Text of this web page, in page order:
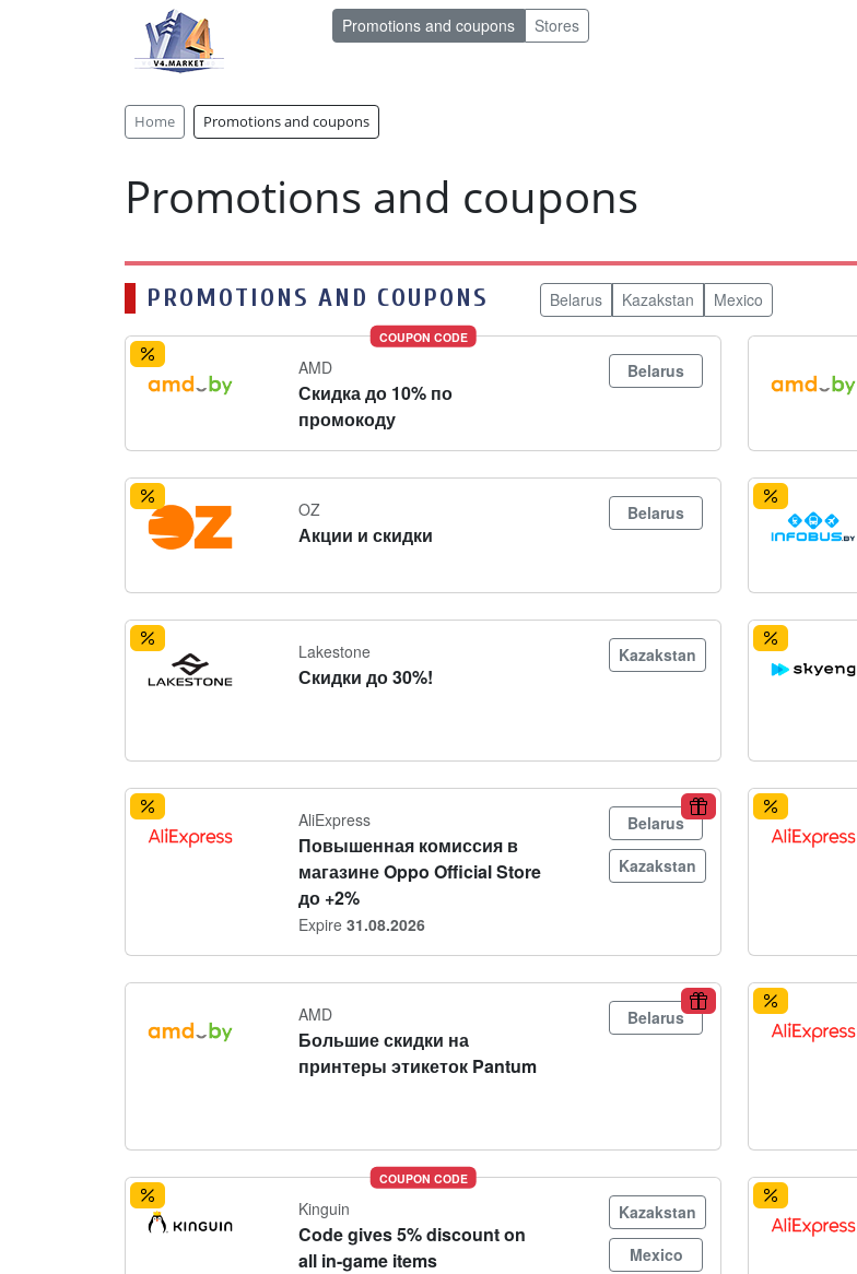
Promotions and coupons Stores
Home Promotions and coupons
Promotions and coupons
PROMOTIONS AND COUPONS Belarus Kazakstan Mexico
COUPON CODE
AMD
Скидка до 10% по
промокоду
Belarus
OZ
Акции и скидки
Belarus
Lakestone
Скидки до 30%!
Kazakstan
AliExpress
Повышенная комиссия в
магазине Oppo Official Store
до +2%
Expire 31.08.2026
Belarus
Kazakstan
AMD
Большие скидки на
принтеры этикеток Pantum
Belarus
COUPON CODE
Kinguin
Code gives 5% discount on
all in-game items
Kazakstan
Mexico